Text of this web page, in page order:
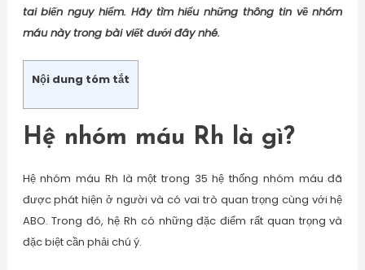
tai biến nguy hiểm. Hãy tìm hiểu những thông tin về nhóm
máu này trong bài viết dưới đây nhé.
Nội dung tóm tắt
Hệ nhóm máu Rh là gì?
Hệ nhóm máu Rh là một trong 35 hệ thống nhóm máu đã
được phát hiện ở người và có vai trò quan trọng cùng với hệ
ABO. Trong đó, hệ Rh có những đặc điểm rất quan trọng và
đặc biệt cần phải chú ý.